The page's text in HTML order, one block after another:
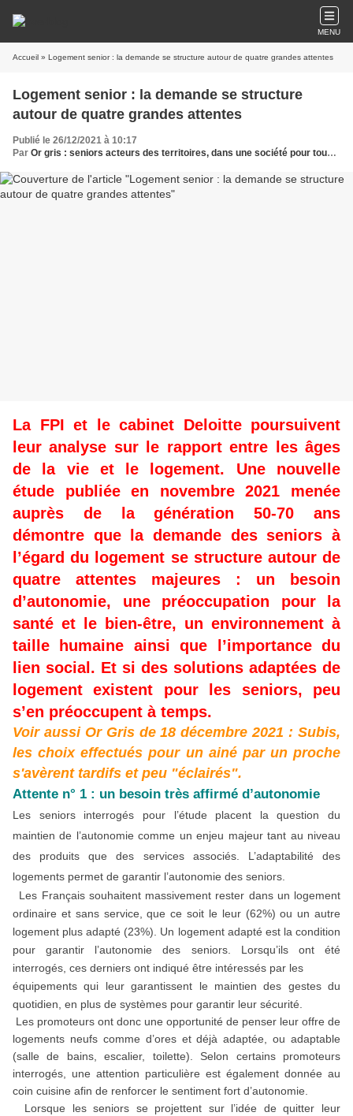
MENU
Accueil » Logement senior : la demande se structure autour de quatre grandes attentes
Logement senior : la demande se structure
autour de quatre grandes attentes
Publié le 26/12/2021 à 10:17
Par Or gris : seniors acteurs des territoires, dans une société pour tous les âges
La FPI et le cabinet Deloitte poursuivent
leur analyse sur le rapport entre les âges
de la vie et le logement. Une nouvelle
étude publiée en novembre 2021 menée
auprès de la génération 50-70 ans
démontre que la demande des seniors à
l’égard du logement se structure autour de
quatre attentes majeures : un besoin
d’autonomie, une préoccupation pour la
santé et le bien-être, un environnement à
taille humaine ainsi que l’importance du
lien social. Et si des solutions adaptées de
logement existent pour les seniors, peu
s’en préoccupent à temps.
Voir aussi Or Gris de 18 décembre 2021 : Subis,
les choix effectués pour un ainé par un proche
s'avèrent tardifs et peu "éclairés".
Attente n° 1 : un besoin très affirmé d’autonomie
Les seniors interrogés pour l’étude placent la question du
maintien de l’autonomie comme un enjeu majeur tant au niveau
des produits que des services associés. L’adaptabilité des
logements permet de garantir l’autonomie des seniors.
Les Français souhaitent massivement rester dans un logement
ordinaire et sans service, que ce soit le leur (62%) ou un autre
logement plus adapté (23%). Un logement adapté est la condition
pour garantir l’autonomie des seniors. Lorsqu’ils ont été
interrogés, ces derniers ont indiqué être intéressés par les
équipements qui leur garantissent le maintien des gestes du
quotidien, en plus de systèmes pour garantir leur sécurité.
Les promoteurs ont donc une opportunité de penser leur offre de
logements neufs comme d’ores et déjà adaptée, ou adaptable
(salle de bains, escalier, toilette). Selon certains promoteurs
interrogés, une attention particulière est également donnée au
coin cuisine afin de renforcer le sentiment fort d’autonomie.
Lorsque les seniors se projettent sur l’idée de quitter leur